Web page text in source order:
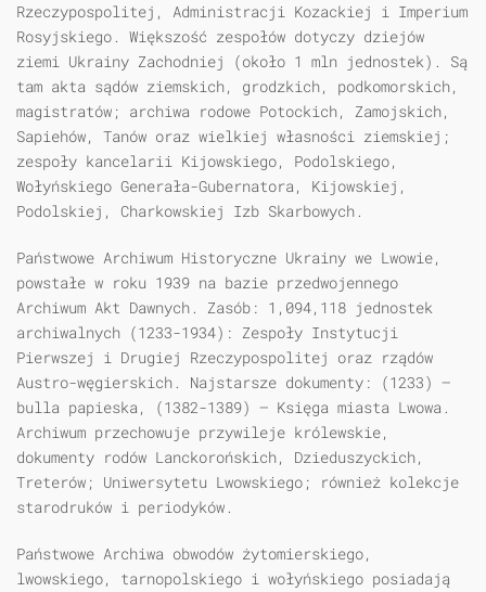
Rzeczypospolitej, Administracji Kozackiej i Imperium
Rosyjskiego. Większość zespołów dotyczy dziejów
ziemi Ukrainy Zachodniej (około 1 mln jednostek). Są
tam akta sądów ziemskich, grodzkich, podkomorskich,
magistratów; archiwa rodowe Potockich, Zamojskich,
Sapiehów, Tanów oraz wielkiej własności ziemskiej;
zespoły kancelarii Kijowskiego, Podolskiego,
Wołyńskiego Generała-Gubernatora, Kijowskiej,
Podolskiej, Charkowskiej Izb Skarbowych.
Państwowe Archiwum Historyczne Ukrainy we Lwowie,
powstałe w roku 1939 na bazie przedwojennego
Archiwum Akt Dawnych. Zasób: 1,094,118 jednostek
archiwalnych (1233-1934): Zespoły Instytucji
Pierwszej i Drugiej Rzeczypospolitej oraz rządów
Austro-węgierskich. Najstarsze dokumenty: (1233) —
bulla papieska, (1382-1389) — Księga miasta Lwowa.
Archiwum przechowuje przywileje królewskie,
dokumenty rodów Lanckorońskich, Dzieduszyckich,
Treterów; Uniwersytetu Lwowskiego; również kolekcje
starodruków i periodyków.
Państwowe Archiwa obwodów żytomierskiego,
lwowskiego, tarnopolskiego i wołyńskiego posiadają